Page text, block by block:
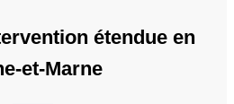
étendue en
et-Marne